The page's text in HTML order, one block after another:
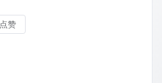
点赞